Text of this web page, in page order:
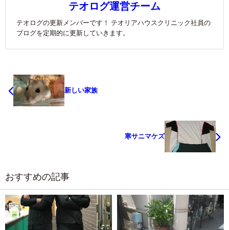
テオログ運営チーム
テオログの更新メンバーです！ テオリアハウスクリニック社員の
ブログを定期的に更新していきます。
新しい家族
寒サニマケズ
おすすめの記事